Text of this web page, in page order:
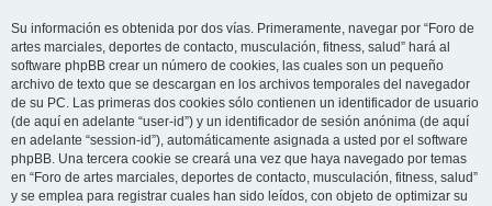
Su información es obtenida por dos vías. Primeramente, navegar por “Foro de
artes marciales, deportes de contacto, musculación, fitness, salud” hará al
software phpBB crear un número de cookies, las cuales son un pequeño
archivo de texto que se descargan en los archivos temporales del navegador
de su PC. Las primeras dos cookies sólo contienen un identificador de usuario
(de aquí en adelante “user-id”) y un identificador de sesión anónima (de aquí
en adelante “session-id”), automáticamente asignada a usted por el software
phpBB. Una tercera cookie se creará una vez que haya navegado por temas
en “Foro de artes marciales, deportes de contacto, musculación, fitness, salud”
y se emplea para registrar cuales han sido leídos, con objeto de optimizar su